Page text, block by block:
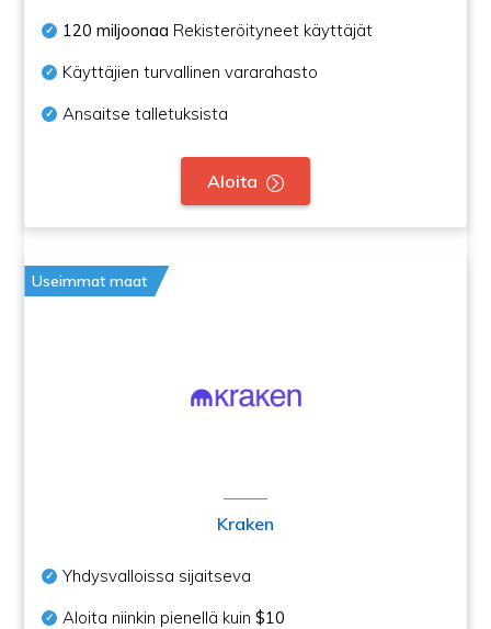
120 miljoonaa Rekisteröityneet käyttäjät
Käyttäjien turvallinen vararahasto
Ansaitse talletuksista
Aloita
Useimmat maat
Kraken
Yhdysvalloissa sijaitseva
Aloita niinkin pienellä kuin$10